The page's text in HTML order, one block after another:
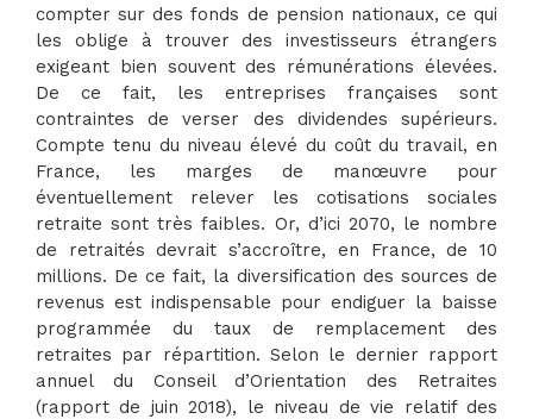
compter sur des fonds de pension nationaux, ce qui
les oblige à trouver des investisseurs étrangers
exigeant bien souvent des rémunérations élevées.
De ce fait, les entreprises françaises sont
contraintes de verser des dividendes supérieurs.
Compte tenu du niveau élevé du coût du travail, en
France, les marges de manœuvre pour
éventuellement relever les cotisations sociales
retraite sont très faibles. Or, d’ici 2070, le nombre
de retraités devrait s’accroître, en France, de 10
millions. De ce fait, la diversification des sources de
revenus est indispensable pour endiguer la baisse
programmée du taux de remplacement des
retraites par répartition. Selon le dernier rapport
annuel du Conseil d’Orientation des Retraites
(rapport de juin 2018), le niveau de vie relatif des